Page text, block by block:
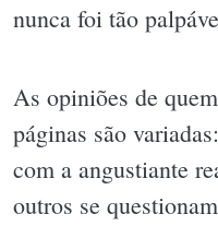
nunca foi tão
As opiniões de
páginas são
com a angustiante
outros se